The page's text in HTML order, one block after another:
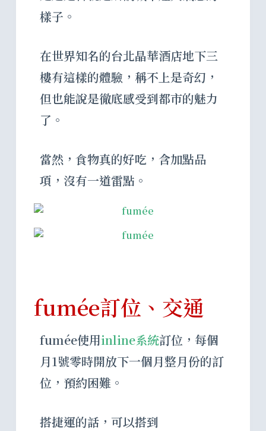
樣子。
在世界知名的台北晶華酒店地下三
樓有這樣的體驗，稱不上是奇幻，
但也能說是徹底感受到都市的魅力
了。
當然，食物真的好吃，含加點品
項，沒有一道雷點。
fumée訂位、交通
fumée使用inline系統訂位，每個
月1號零時開放下一個月整月份的訂
位，預約困難。
搭捷運的話，可以搭到